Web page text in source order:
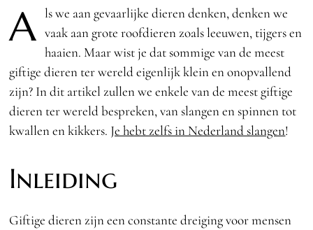
A ls we aan gevaarlijke dieren denken, denken we
vaak aan grote roofdieren zoals leeuwen, tijgers en
haaien. Maar wist je dat sommige van de meest
giftige dieren ter wereld eigenlijk klein en onopvallend
zijn? In dit artikel zullen we enkele van de meest giftige
dieren ter wereld bespreken, van slangen en spinnen tot
kwallen en kikkers. Je hebt zelfs in Nederland slangen!
Inleiding
Giftige dieren zijn een constante dreiging voor mensen